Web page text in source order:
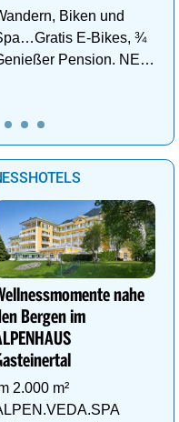
Biken und
E-Bikes, ¾
Pension. NEU:
nahe
Bergen im
2.000 m²